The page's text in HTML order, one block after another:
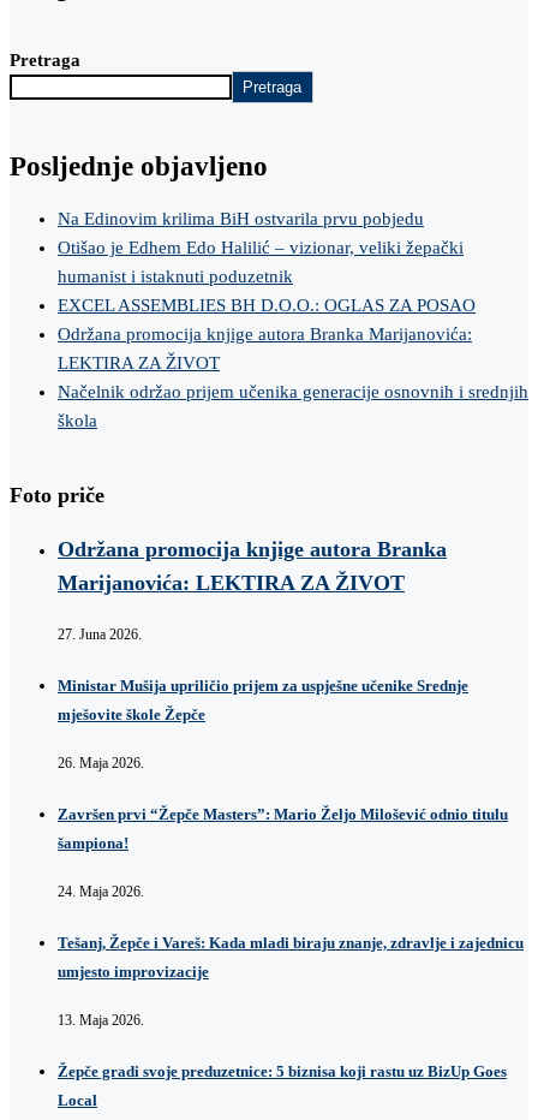
Pretraga
Pretraga
Posljednje objavljeno
Na Edinovim krilima BiH ostvarila prvu pobjedu
Otišao je Edhem Edo Halilić – vizionar, veliki žepački
humanist i istaknuti poduzetnik
EXCEL ASSEMBLIES BH D.O.O.: OGLAS ZA POSAO
Održana promocija knjige autora Branka Marijanovića:
LEKTIRA ZA ŽIVOT
Načelnik održao prijem učenika generacije osnovnih i srednjih
škola
Foto priče
Održana promocija knjige autora Branka
Marijanovića: LEKTIRA ZA ŽIVOT
27. Juna 2026.
Ministar Mušija upriličio prijem za uspješne učenike Srednje
mješovite škole Žepče
26. Maja 2026.
Završen prvi “Žepče Masters”: Mario Željo Milošević odnio titulu
šampiona!
24. Maja 2026.
Tešanj, Žepče i Vareš: Kada mladi biraju znanje, zdravlje i zajednicu
umjesto improvizacije
13. Maja 2026.
Žepče gradi svoje preduzetnice: 5 biznisa koji rastu uz BizUp Goes
Local